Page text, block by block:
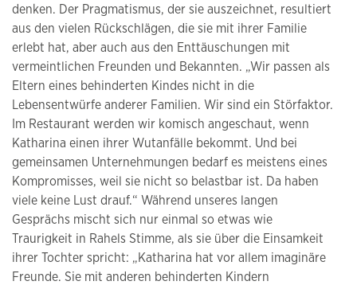
denken. Der Pragmatismus, der sie auszeichnet, resultiert
aus den vielen Rückschlägen, die sie mit ihrer Familie
erlebt hat, aber auch aus den Enttäuschungen mit
vermeintlichen Freunden und Bekannten. „Wir passen als
Eltern eines behinderten Kindes nicht in die
Lebensentwürfe anderer Familien. Wir sind ein Störfaktor.
Im Restaurant werden wir komisch angeschaut, wenn
Katharina einen ihrer Wutanfälle bekommt. Und bei
gemeinsamen Unternehmungen bedarf es meistens eines
Kompromisses, weil sie nicht so belastbar ist. Da haben
viele keine Lust drauf.“ Während unseres langen
Gesprächs mischt sich nur einmal so etwas wie
Traurigkeit in Rahels Stimme, als sie über die Einsamkeit
ihrer Tochter spricht: „Katharina hat vor allem imaginäre
Freunde. Sie mit anderen behinderten Kindern